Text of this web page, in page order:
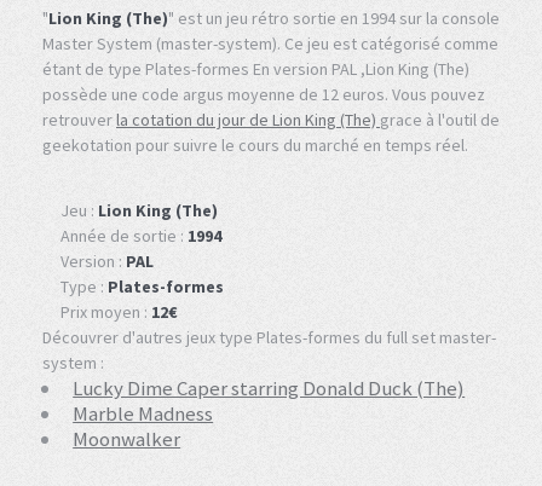
"Lion King (The)" est un jeu rétro sortie en 1994 sur la console
Master System (master-system). Ce jeu est catégorisé comme
étant de type Plates-formes En version PAL ,Lion King (The)
possède une code argus moyenne de 12 euros. Vous pouvez
retrouverla cotation du jour de Lion King (The) grace à l'outil de
geekotation pour suivre le cours du marché en temps réel.
Jeu : Lion King (The)
Année de sortie : 1994
Version : PAL
Type : Plates-formes
Prix moyen : 12€
Découvrer d'autres jeux type Plates-formes du full set master-
system :
Lucky Dime Caper starring Donald Duck (The)
Marble Madness
Moonwalker